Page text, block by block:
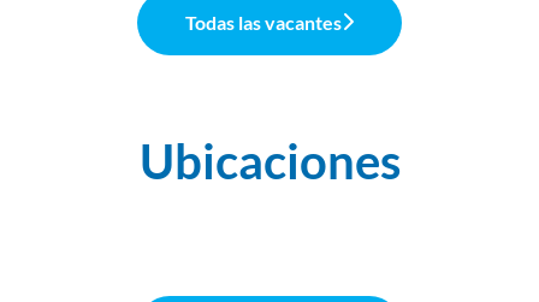
Todas las vacantes
Ubicaciones